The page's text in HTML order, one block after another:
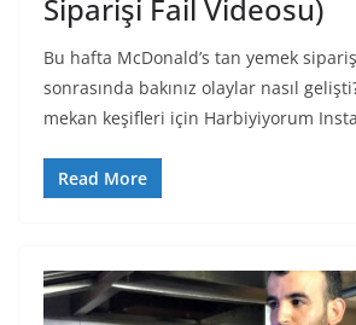
Siparişi Fail Videosu)
Bu hafta McDonald’s tan yemek
sonrasında bakınız olaylar nasıl
mekan keşifleri için Harbiyiyorum
Read More